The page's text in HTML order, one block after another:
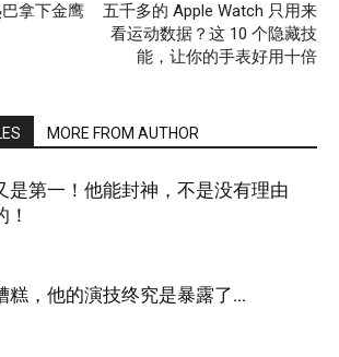
拿下金鹰
五千多的 Apple Watch 只用来
看运动数据？这 10 个隐藏技
能，让你的手表好用十倍
MORE FROM AUTHOR
是第一！他能封神，不是没有理由
！
糕，他的演技终究是暴露了…